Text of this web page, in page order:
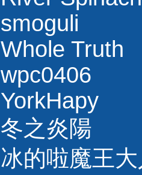
smoguli
Whole Truth
wpc0406
YorkHapy
冬之炎陽
冰的啦魔王